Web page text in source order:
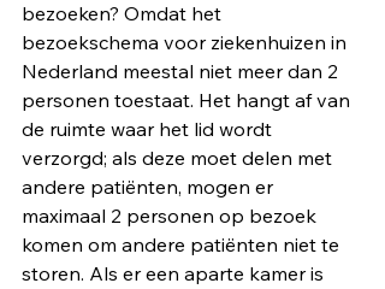
bezoeken? Omdat het
bezoekschema voor ziekenhuizen in
Nederland meestal niet meer dan 2
personen toestaat. Het hangt af van
de ruimte waar het lid wordt
verzorgd; als deze moet delen met
andere patiënten, mogen er
maximaal 2 personen op bezoek
komen om andere patiënten niet te
storen. Als er een aparte kamer is